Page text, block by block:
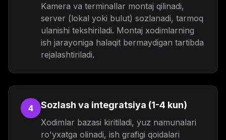
Kamera va terminallar montaj qilinadi,
server (lokal yoki bulut) sozlanadi, tarmoq
ulanishi tekshiriladi. Montaj xodimlarning
ish jarayoniga halaqit bermaydigan tartibda
rejalashtiriladi.
4 Sozlash va integratsiya (1-4 kun)
Xodimlar bazasi kiritiladi, yuz namunalari
ro'yxatga olinadi, ish grafigi qoidalari